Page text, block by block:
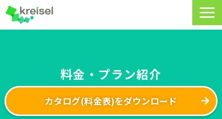
クライゼルの使い方
資料DL・ウェビナー一覧
料金・プラン紹介
カタログ(料金表)をダウンロード